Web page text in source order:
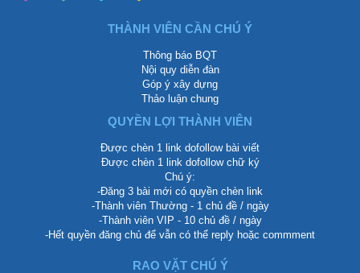
THÀNH VIÊN CẦN CHÚ Ý
Thông báo BQT
Nội quy diễn đàn
Góp ý xây dựng
Thảo luận chung
QUYỀN LỢI THÀNH VIÊN
Được chèn 1 link dofollow bài viết
Được chèn 1 link dofollow chữ ký
Chú ý:
-Đăng 3 bài mới có quyền chèn link
-Thành viên Thường - 1 chủ đề / ngày
-Thành viên VIP - 10 chủ đề / ngày
-Hết quyền đăng chủ để vẫn có thể reply hoặc commment
RAO VẶT CHÚ Ý